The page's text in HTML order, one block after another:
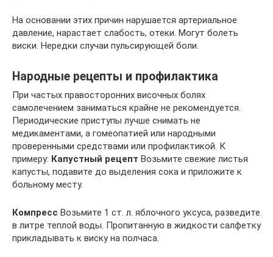
На основании этих причин нарушается артериальное
давление, нарастает слабость, отеки. Могут болеть
виски. Нередки случаи пульсирующей боли.
Народные рецепты и профилактика
При частых правосторонних височных болях
самолечением заниматься крайне не рекомендуется.
Периодические приступы лучше снимать не
медикаментами, а гомеопатией или народными
проверенными средствами или профилактикой. К
примеру: Капустный рецепт Возьмите свежие листья
капусты, подавите до выделения сока и приложите к
больному месту.
Компресс Возьмите 1 ст. л. яблочного уксуса, разведите
в литре теплой воды. Пропитанную в жидкости салфетку
прикладывать к виску на полчаса.